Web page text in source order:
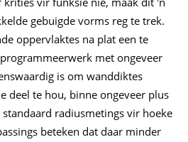
gebuigde vorms reg te trek.
oppervlaktes na plat een te
met ongeveer
is om wanddiktes
deel te hou, binne ongeveer plus
radiusmetings vir hoeke
beteken dat daar minder